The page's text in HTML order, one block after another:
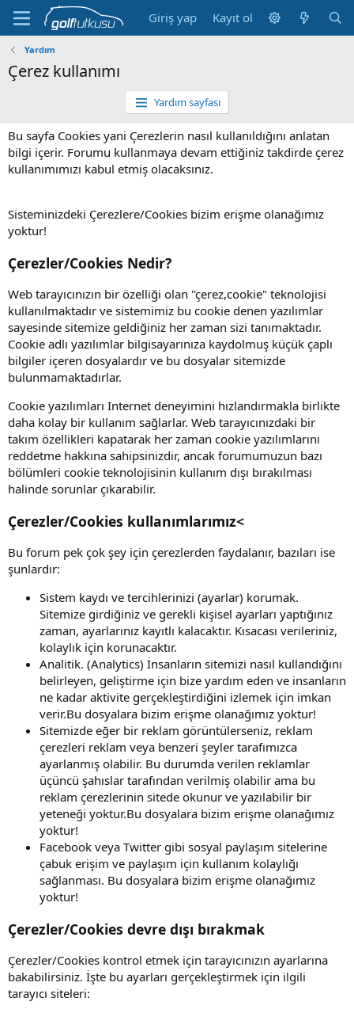
Giriş yap Kayıt ol
Yardım
Çerez kullanımı
Yardım sayfası
Bu sayfa Cookies yani Çerezlerin nasıl kullanıldığını anlatan
bilgi içerir. Forumu kullanmaya devam ettiğiniz takdirde çerez
kullanımımızı kabul etmiş olacaksınız.
Sisteminizdeki Çerezlere/Cookies bizim erişme olanağımız
yoktur!
Çerezler/Cookies Nedir?
Web tarayıcınızın bir özelliği olan "çerez,cookie" teknolojisi
kullanılmaktadır ve sistemimiz bu cookie denen yazılımlar
sayesinde sitemize geldiğiniz her zaman sizi tanımaktadır.
Cookie adlı yazılımlar bilgisayarınıza kaydolmuş küçük çaplı
bilgiler içeren dosyalardır ve bu dosyalar sitemizde
bulunmamaktadırlar.
Cookie yazılımları Internet deneyimini hızlandırmakla birlikte
daha kolay bir kullanım sağlarlar. Web tarayıcınızdaki bir
takım özellikleri kapatarak her zaman cookie yazılımlarını
reddetme hakkına sahipsinizdir, ancak forumumuzun bazı
bölümleri cookie teknolojisinin kullanım dışı bırakılması
halinde sorunlar çıkarabilir.
Çerezler/Cookies kullanımlarımız<
Bu forum pek çok şey için çerezlerden faydalanır, bazıları ise
şunlardır:
Sistem kaydı ve tercihlerinizi (ayarlar) korumak.
Sitemize girdiğiniz ve gerekli kişisel ayarları yaptığınız
zaman, ayarlarınız kayıtlı kalacaktır. Kısacası verileriniz,
kolaylık için korunacaktır.
Analitik. (Analytics) İnsanların sitemizi nasıl kullandığını
belirleyen, geliştirme için bize yardım eden ve insanların
ne kadar aktivite gerçekleştirdiğini izlemek için imkan
verir.Bu dosyalara bizim erişme olanağımız yoktur!
Sitemizde eğer bir reklam görüntülerseniz, reklam
çerezleri reklam veya benzeri şeyler tarafımızca
ayarlanmış olabilir. Bu durumda verilen reklamlar
üçüncü şahıslar tarafından verilmiş olabilir ama bu
reklam çerezlerinin sitede okunur ve yazılabilir bir
yeteneği yoktur.Bu dosyalara bizim erişme olanağımız
yoktur!
Facebook veya Twitter gibi sosyal paylaşım sitelerine
çabuk erişim ve paylaşım için kullanım kolaylığı
sağlanması. Bu dosyalara bizim erişme olanağımız
yoktur!
Çerezler/Cookies devre dışı bırakmak
Çerezler/Cookies kontrol etmek için tarayıcınızın ayarlarına
bakabilirsiniz. İşte bu ayarları gerçekleştirmek için ilgili
tarayıcı siteleri: